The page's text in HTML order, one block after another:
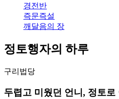
경전반
즉문즉설
깨달음의 장
정토행자의 하루
구리법당
두렵고 미웠던 언니, 정토로